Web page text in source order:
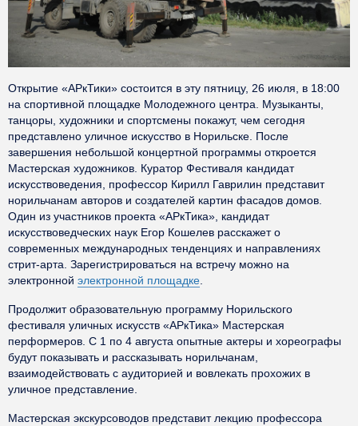
Открытие «АРкТики» состоится в эту пятницу, 26 июля, в 18:00
на спортивной площадке Молодежного центра. Музыканты,
танцоры, художники и спортсмены покажут, чем сегодня
представлено уличное искусство в Норильске. После
завершения небольшой концертной программы откроется
Мастерская художников. Куратор Фестиваля кандидат
искусствоведения, профессор Кирилл Гаврилин представит
норильчанам авторов и создателей картин фасадов домов.
Один из участников проекта «АРкТика», кандидат
искусствоведческих наук Егор Кошелев расскажет о
современных международных тенденциях и направлениях
стрит-арта. Зарегистрироваться на встречу можно на
электронной электронной площадке.
Продолжит образовательную программу Норильского
фестиваля уличных искусств «АРкТика» Мастерская
перформеров. С 1 по 4 августа опытные актеры и хореографы
будут показывать и рассказывать норильчанам,
взаимодействовать с аудиторией и вовлекать прохожих в
уличное представление.
Мастерская экскурсоводов представит лекцию профессора